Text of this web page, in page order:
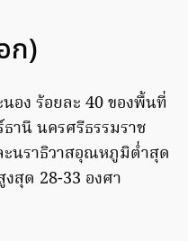
ก)
อง ร้อยละ 40 ของพื้นที่
านี นครศรีธรรมราช
นราธิวาสอุณหภูมิต่ำสุด
สุด 28-33 องศา